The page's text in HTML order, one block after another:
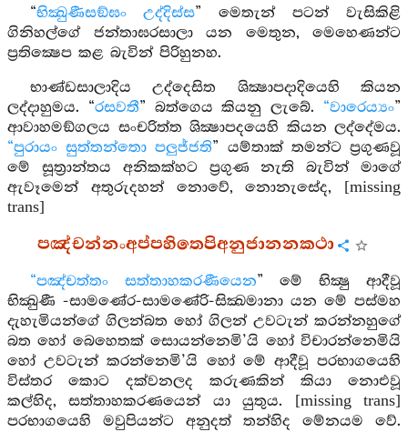
“භික්‍ඛුණීසඞ්ඝං උද්දිස්ස” මෙතැන් පටන් වැසිකිළි
ගිනිහල්ගේ ජන්තාඝරසාලා යන මෙතුන, මෙහෙණන්ට
ප්‍රතික්‍ෂෙප කළ බැවින් පිරිහුනහ.
භාණ්ඩසාලාදිය උද්දෙසිත ශික්‍ෂාපදාදියෙහි කියන
ලද්දාහුමය. “රසවතී” බත්ගෙය කියනු ලැබේ. “වාරෙය්‍යං”
ආවාහමඞ්ගලය සංචරිත්ත ශික්‍ෂාපදයෙහි කියන ලද්දේමය.
“පුරායං සුත්තන්තො පලුජ්ජති” යම්තාක් තමන්ට ප්‍රගුණවූ
මේ සූත්‍රාන්තය අනිකක්හට ප්‍රගුණ නැති බැවින් මාගේ
ඇවෑමෙන් අතුරුදහන් නොවේ, නොනැසේද, [missing
trans]
පඤ්චන්නංඅප්පහිතෙපිඅනුජානනකථා
“පඤ්චත්තං සත්තාහකරණීයෙන” මේ භික්‍ෂු ආදීවූ
භික්‍ඛුණී -සාමණේර-සාමණේරි-සික්‍ඛමානා යන මේ පස්මහ
දැහැමියන්ගේ ගිලන්බත හෝ ගිලන් උවටැන් කරන්නහුගේ
බත හෝ බෙහෙතක් සොයන්නෙමි’යි හෝ විචාරන්නෙමියි
හෝ උවටැන් කරන්නෙමි’යි හෝ මේ ආදීවූ පරභාගයෙහි
විස්තර කොට දක්වනලද කරුණකින් කියා නොඑවූ
කල්හිද, සත්තාහකරණයෙන් යා යුතුය. [missing trans]
පරභාගයෙහි මවුපියන්ට අනුදත් තන්හිද මේනයම වේ.